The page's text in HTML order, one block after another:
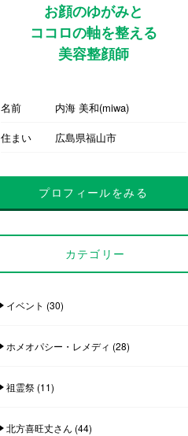
お顔のゆがみと
ココロの軸を整える
美容整顔師
名前
内海 美和(miwa)
住まい
広島県福山市
プロフィールをみる
カテゴリー
イベント (30)
ホメオパシー・レメディ (28)
祖霊祭(11)
北方喜旺丈さん (44)